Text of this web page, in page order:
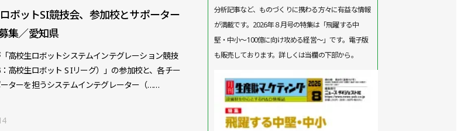
ボットSI競技会、参加校とサポーター
集／愛知県
高校生ロボットシステムインテグレーション競技
高校生ロボット S Iリーグ）」の参加校と、各チー
ターを担うシステムインテグレーター（……
分析記事など、ものづくりに携わる方々に有益な情報
が満載です。2026年８月号の特集は「飛躍する中
堅・中小～100億に向け攻める経営～」です。電子版
も販売しております。詳しくは当欄の下部から。